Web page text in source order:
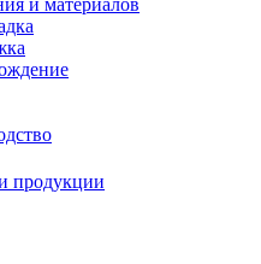
и материалов
продукции